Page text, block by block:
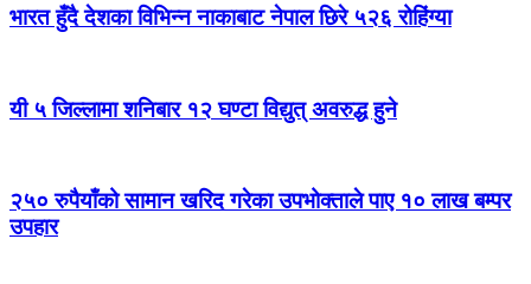
भारत हुँदै देशका विभिन्न नाकाबाट नेपाल छिरे ५२६ रोहिंग्या
यी ५ जिल्लामा शनिबार १२ घण्टा विद्युत् अवरुद्ध हुने
२५० रुपैयाँको सामान खरिद गरेका उपभोक्ताले पाए १० लाख बम्पर
उपहार